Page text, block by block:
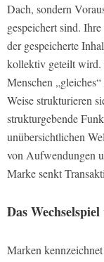
Dach, sondern
gespeichert sind.
der gespeicherte
kollektiv geteilt wird.
Menschen
Weise strukturieren
strukturgebende
unübersichtlichen
von Aufwendungen
Marke senkt
Das
Marken